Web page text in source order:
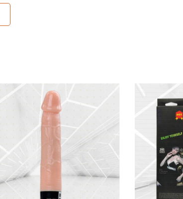
so
dùng . Thoa dầu bôi trơn gốc nước lên thân
riêng vùng kín giúp mọi cử động mượt mà,